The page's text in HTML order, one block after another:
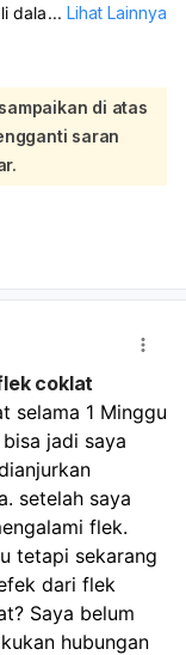
dalam sebulan juga
sekali, atau
dokter kandungan:
5 Agustus, lalu 7
dan lemas, ini
hormon
KB, tubuh
siklus
masih dalam batas
besar,
perlu segera
lakukan tes
hubungan tanpa
Untuk memantau:
dan apakah nyeri
2–3 bulan,
dan lemas
ke dokter
ini hanya efek
... Lihat Lainnya
di atas
saran
coklat
selama 1 Minggu
jadi saya
setelah saya
flek.
tetapi sekarang
dari flek
Saya belum
hubungan